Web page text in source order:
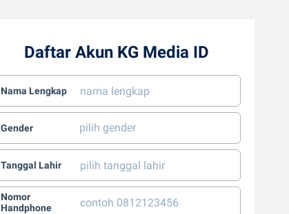
Daftar Akun KG Media ID
Nama Lengkap
Gender
Tanggal Lahir
Nomor
Handphone